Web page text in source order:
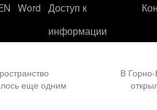
Word Доступ к
информации
еще одним
В